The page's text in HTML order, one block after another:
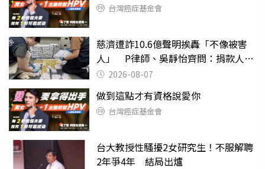
台灣癌症基金會
慈濟遭詐10.6億聲明挨轟「不像被害
人」 P律師、吳靜怡齊問：捐款人有
權知道真相
2026-08-07
做到這點才有資格說愛你
台灣癌症基金會
台大教授性騷擾2女研究生！不服解聘
2年爭4年 結局出爐